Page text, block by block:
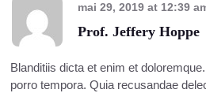
mai 29, 2019 at 12:39
Prof. Jeffery Hoppe
Blanditiis dicta et enim et
porro tempora. Quia recusandae